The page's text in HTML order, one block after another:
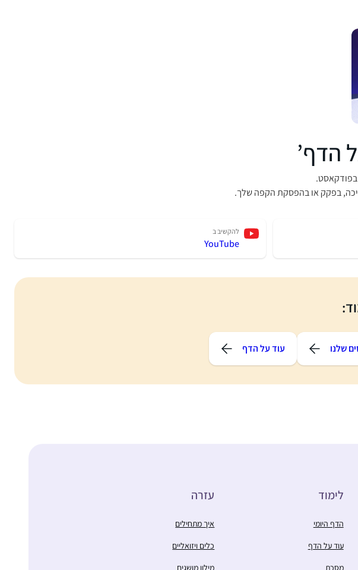
הדף’
בפודקאסט.
בפקק או בהפסקת הקפה שלך.
להקשיב ב
YouTube
שלנו עוד על הדף
לימוד
הדף היומי
עוד על הדף
מסכת
עזרה
איך מתחילים
כלים ויזואליים
מילון מושגים